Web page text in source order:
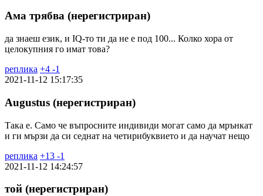
Ама трябва (нерегистриран)
да знаеш език, и IQ-то ти да не е под 100... Колко хора от
целокупния го имат това?
реплика +4 -1
2021-11-12 15:17:35
Augustus (нерегистриран)
Така е. Само че въпросните индивиди могат само да мрънкат
и ги мързи да си седнат на четирибуквието и да научат нещо
реплика +13 -1
2021-11-12 14:24:57
той (нерегистриран)